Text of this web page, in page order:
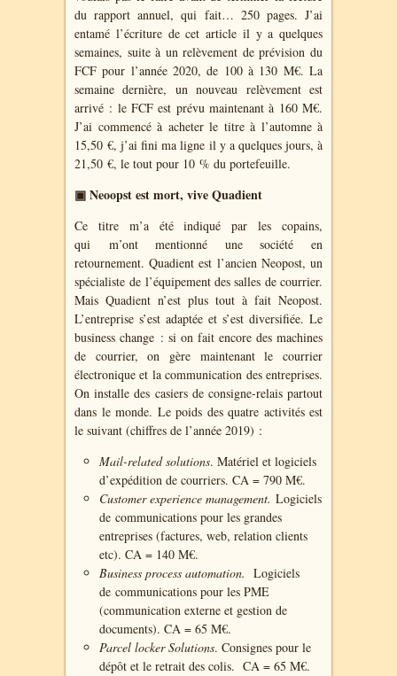
du rapport annuel, qui fait… 250 pages. J’ai
entamé l’écriture de cet article il y a quelques
semaines, suite à un relèvement de prévision du
FCF pour l’année 2020, de 100 à 130 M€. La
semaine dernière, un nouveau relèvement est
arrivé : le FCF est prévu maintenant à 160 M€.
J’ai commencé à acheter le titre à l’automne à
15,50 €, j’ai fini ma ligne il y a quelques jours, à
21,50 €, le tout pour 10 % du portefeuille.
▣ Neoopst est mort, vive Quadient
Ce titre m’a été indiqué par les copains,
qui m’ont mentionné une société en
retournement. Quadient est l’ancien Neopost, un
spécialiste de l’équipement des salles de courrier.
Mais Quadient n’est plus tout à fait Neopost.
L’entreprise s’est adaptée et s’est diversifiée. Le
business change : si on fait encore des machines
de courrier, on gère maintenant le courrier
électronique et la communication des entreprises.
On installe des casiers de consigne-relais partout
dans le monde. Le poids des quatre activités est
le suivant (chiffres de l’année 2019) :
Mail-related solutions. Matériel et logiciels
d’expédition de courriers. CA = 790 M€.
Customer experience management. Logiciels
de communications pour les grandes
entreprises (factures, web, relation clients
etc). CA = 140 M€.
Business process automation. Logiciels
de communications pour les PME
(communication externe et gestion de
documents). CA = 65 M€.
Parcel locker Solutions. Consignes pour le
dépôt et le retrait des colis. CA = 65 M€.